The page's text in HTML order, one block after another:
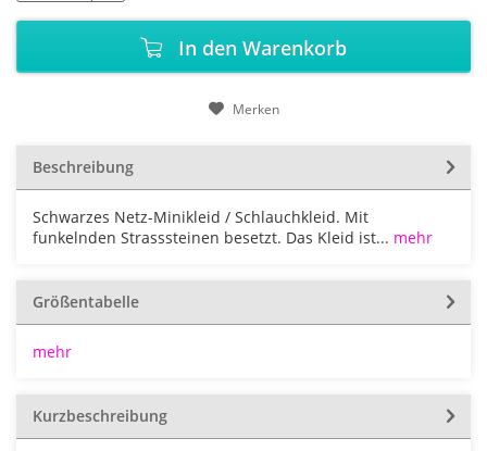
In den Warenkorb
Merken
Beschreibung
Schwarzes Netz-Minikleid / Schlauchkleid. Mit
funkelnden Strasssteinen besetzt. Das Kleid ist... mehr
Größentabelle
mehr
Kurzbeschreibung